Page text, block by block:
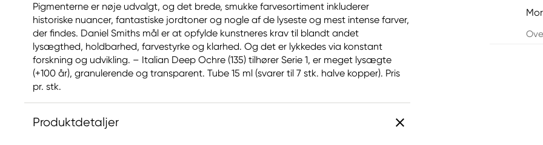
Pigmenterne er nøje udvalgt, og det brede, smukke farvesortiment inkluderer
historiske nuancer, fantastiske jordtoner og nogle af de lyseste og mest intense farver,
der findes. Daniel Smiths mål er at opfylde kunstneres krav til blandt andet
lysægthed, holdbarhed, farvestyrke og klarhed. Og det er lykkedes via konstant
forskning og udvikling. – Italian Deep Ochre (135) tilhører Serie 1, er meget lysægte
(+100 år), granulerende og transparent. Tube 15 ml (svarer til 7 stk. halve kopper). Pris
pr. stk.
Produktdetaljer